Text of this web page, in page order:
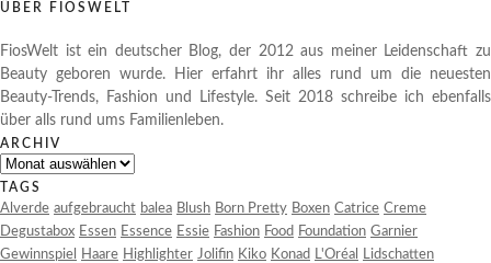
ÜBER FIOSWELT
FiosWelt ist ein deutscher Blog, der 2012 aus meiner Leidenschaft zu
Beauty geboren wurde. Hier erfahrt ihr alles rund um die neuesten
Beauty-Trends, Fashion und Lifestyle. Seit 2018 schreibe ich ebenfalls
über alls rund ums Familienleben.
ARCHIV
Archiv
TAGS
Alverde aufgebraucht balea Blush Born Pretty Boxen Catrice Creme
Degustabox Essen Essence Essie Fashion Food Foundation Garnier
Gewinnspiel
Haare Highlighter Jolifin Kiko Konad L'Oréal
Lidschatten